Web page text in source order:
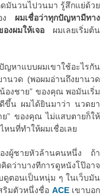
มันวนไปวนมา รู้สึกแย่ด้วย
ง ผมเชื่อว่าทุกปัญหามีทาง
องผมให้เจอ ผมเลยเริ่มต้น
หาแบบผมเขาใช้อะไรกัน
นวด (พอผมอ่านถึงยานวด
องชาย” ของคุณ พอมันเริ่ม
ขึ้น ผมได้ยินมาว่า นวดยา
ย” ของคุณ ไม่แสบตายก็ให้
หนที่ทำให้ผมเชื่อเลย
องผู้ชายหัวล้านคนหนึ่ง ถ้า
ดว่าบางทีการดูหนังโป๊อาจ
ดูตอนเป็นหนุ่ม ๆ ในเว็บมัน
ริมตัวหนึ่งชื่อ ACEเขาบอก